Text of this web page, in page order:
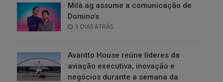
Milà.ag assume a comunicação de
Domino’s
POSTED
3 DIAS ATRÁS
Avantto House reúne líderes da
aviação executiva, inovação e
negócios durante a semana da